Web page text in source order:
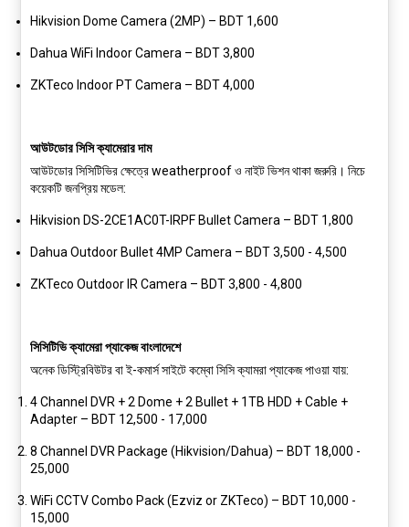
Hikvision Dome Camera (2MP) – BDT 1,600
Dahua WiFi Indoor Camera – BDT 3,800
ZKTeco Indoor PT Camera – BDT 4,000
আউটডোর সিসি ক্যামেরার দাম
আউটডোর সিসিটিভির ক্ষেত্রে weatherproof ও নাইট ভিশন থাকা জরুরি। নিচে
কয়েকটি জনপ্রিয় মডেল:
Hikvision DS-2CE1AC0T-IRPF Bullet Camera – BDT 1,800
Dahua Outdoor Bullet 4MP Camera – BDT 3,500 - 4,500
ZKTeco Outdoor IR Camera – BDT 3,800 - 4,800
সিসিটিভি ক্যামেরা প্যাকেজ বাংলাদেশে
অনেক ডিস্ট্রিবিউটর বা ই-কমার্স সাইটে কম্বো সিসি ক্যামরা প্যাকেজ পাওয়া যায়:
4 Channel DVR + 2 Dome + 2 Bullet + 1TB HDD + Cable +
Adapter – BDT 12,500 - 17,000
8 Channel DVR Package (Hikvision/Dahua) – BDT 18,000 -
25,000
WiFi CCTV Combo Pack (Ezviz or ZKTeco) – BDT 10,000 -
15,000